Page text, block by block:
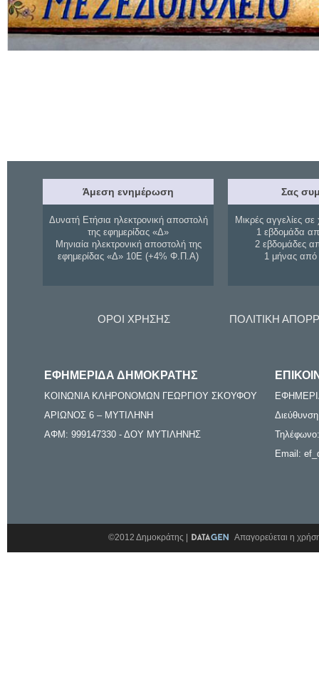
Άμεση ενημέρωση
Δυνατή Ετήσια ηλεκτρονική αποστολή
της εφημερίδας «Δ»
Μηνιαία ηλεκτρονική αποστολή της
εφημερίδας «Δ» 10Ε (+4% Φ.Π.Α)
Σας
Μικρές αγγελίες σε
1 εβδομάδα
2 εβδομάδες
1 μήνας
ΟΡΟΙ ΧΡΗΣΗΣ ΠΟΛΙΤΙΚΗ
ΕΦΗΜΕΡΙΔΑ ΔΗΜΟΚΡΑΤΗΣ
ΚΟΙΝΩΝΙΑ ΚΛΗΡΟΝΟΜΩΝ ΓΕΩΡΓΙΟΥ ΣΚΟΥΦΟΥ
ΑΡΙΩΝΟΣ 6 – ΜΥΤΙΛΗΝΗ
ΑΦΜ: 999147330 - ΔΟΥ ΜΥΤΙΛΗΝΗΣ
Email:
©2012 Δημοκράτης | Απαγορεύεται η